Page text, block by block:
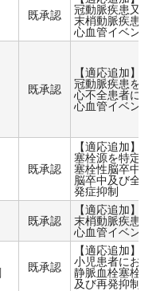
既承認
冠動脈疾患又は
末梢動脈疾患患
心血管イベント
既承認
【適応追加】
冠動脈疾患を合
心不全患者にお
心血管イベント
既承認
【適応追加】
塞栓源を特定で
塞栓性脳卒中患
脳卒中及び全身
発症抑制
既承認
【適応追加】
末梢動脈疾患患
心血管イベント
既承認
【適応追加】
小児患者におけ
静脈血栓塞栓症
及び再発抑制